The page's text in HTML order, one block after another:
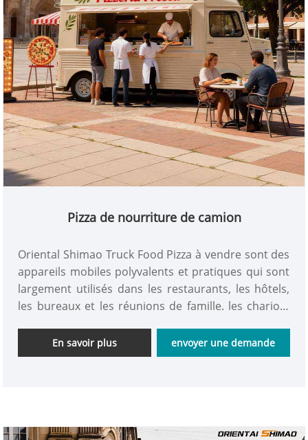
Pizza de nourriture de camion
Oriental Shimao Truck Food Pizza à vendre sont des
appareils mobiles polyvalents et pratiques qui sont
largement utilisés dans les restaurants, les hôtels,
les bureaux et les réunions de famille. les chariots
améliorer la commodité du travail et de la vie.
obtenez-le maintenant!
En savoir plus envoyer une demande